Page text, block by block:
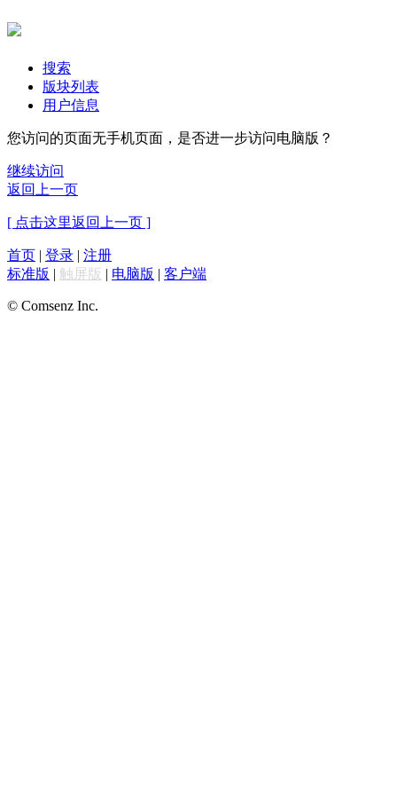
搜索
版块列表
用户信息
您访问的页面无手机页面，是否进一步访问电脑版？
继续访问
返回上一页
[ 点击这里返回上一页 ]
首页 | 登录 | 注册
标准版 | 触屏版 | 电脑版 | 客户端
© Comsenz Inc.